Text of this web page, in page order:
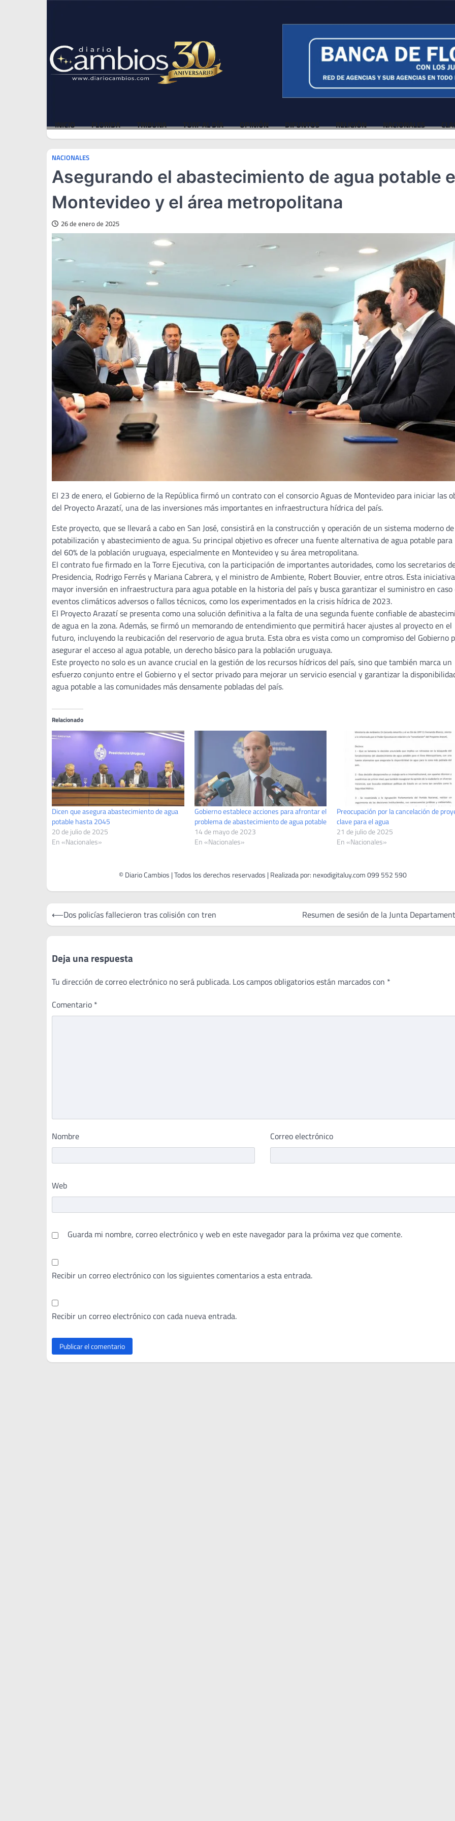
INICIO FLORIDA TRIBUNA TURF AL DÍA OPINIÓN DIFUNTOS RELIGIÓN NACIONALES
NACIONALES
Asegurando el abastecimiento de agua potable
Montevideo y el área metropolitana
26 de enero de 2025
El 23 de enero, el Gobierno de la República firmó un contrato con el consorcio Aguas de Montevideo para iniciar las
del Proyecto Arazatí, una de las inversiones más importantes en infraestructura hídrica del país.
Este proyecto, que se llevará a cabo en San José, consistirá en la construcción y operación de un sistema moderno de
potabilización y abastecimiento de agua. Su principal objetivo es ofrecer una fuente alternativa de agua potable para
del 60% de la población uruguaya, especialmente en Montevideo y su área metropolitana.
El contrato fue firmado en la Torre Ejecutiva, con la participación de importantes autoridades, como los secretarios
Presidencia, Rodrigo Ferrés y Mariana Cabrera, y el ministro de Ambiente, Robert Bouvier, entre otros. Esta
mayor inversión en infraestructura para agua potable en la historia del país y busca garantizar el suministro en caso
eventos climáticos adversos o fallos técnicos, como los experimentados en la crisis hídrica de 2023.
El Proyecto Arazatí se presenta como una solución definitiva a la falta de una segunda fuente confiable de
de agua en la zona. Además, se firmó un memorando de entendimiento que permitirá hacer ajustes al proyecto en el
futuro, incluyendo la reubicación del reservorio de agua bruta. Esta obra es vista como un compromiso del Gobierno
asegurar el acceso al agua potable, un derecho básico para la población uruguaya.
Este proyecto no solo es un avance crucial en la gestión de los recursos hídricos del país, sino que también marca un
esfuerzo conjunto entre el Gobierno y el sector privado para mejorar un servicio esencial y garantizar la
agua potable a las comunidades más densamente pobladas del país.
Relacionado
Dicen que asegura abastecimiento de agua
potable hasta 2045
20 de julio de 2025
En «Nacionales»
Gobierno establece acciones para afrontar el
problema de abastecimiento de agua potable
14 de mayo de 2023
En «Nacionales»
Preocupación por la cancelación de
clave para el agua
21 de julio de 2025
En «Nacionales»
Navegación
de
entradas
⟵Dos policías fallecieron tras colisión con tren Resumen de sesión de la Junta
Deja una respuesta
Tu dirección de correo electrónico no será publicada. Los campos obligatorios están marcados con *
Comentario *
Nombre Correo electrónico
Web
Guarda mi nombre, correo electrónico y web en este navegador para la próxima vez que comente.
Recibir un correo electrónico con los siguientes comentarios a esta entrada.
Recibir un correo electrónico con cada nueva entrada.